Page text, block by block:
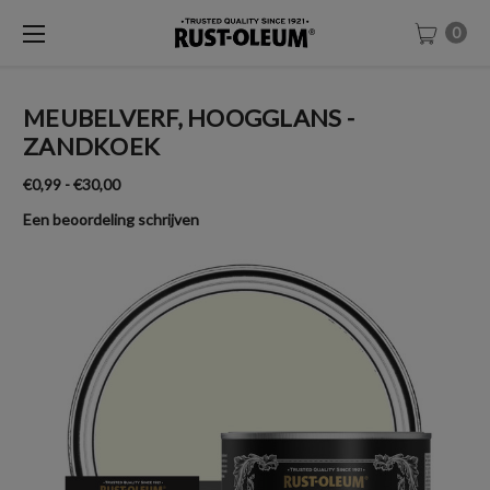
0
MEUBELVERF, HOOGGLANS -
ZANDKOEK
€0,99 - €30,00
Een beoordeling schrijven